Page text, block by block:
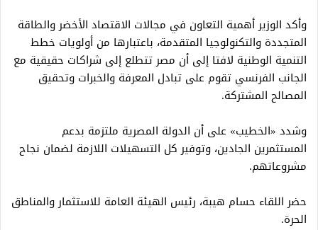
وأكد الوزير أهمية التعاون في مجالات الاقتصاد الأخضر والطاقة
المتجددة والتكنولوجيا المتقدمة، باعتبارها من أولويات خطط
التنمية الوطنية لافتا إلى أن مصر تتطلع إلى شراكات حقيقية مع
الجانب الفرنسي تقوم على تبادل المعرفة والخبرات وتحقيق
المصالح المشتركة.
وشدد «الخطيب» على أن الدولة المصرية ملتزمة بدعم
المستثمرين الجادين، وتوفير كل التسهيلات اللازمة لضمان نجاح
مشروعاتهم.
حضر اللقاء حسام هيبة، رئيس الهيئة العامة للاستثمار والمناطق
الحرة.